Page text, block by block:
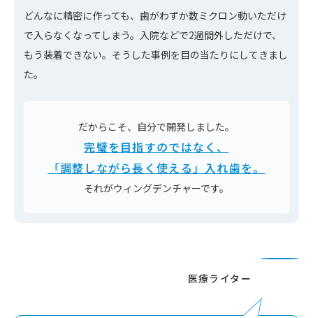
どんなに精密に作っても、歯がわずか数ミクロン動いただけ
で入らなくなってしまう。入院などで2週間外しただけで、
もう装着できない。そうした事例を目の当たりにしてきまし
た。
だからこそ、自分で開発しました。
完璧を目指すのではなく、
「調整しながら長く使える」入れ歯を。
それがウィングデンチャーです。